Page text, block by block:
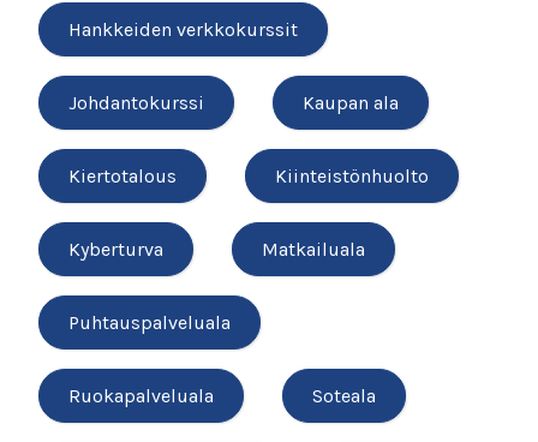
Hankkeiden verkkokurssit
Johdantokurssi Kaupan ala
Kiertotalous Kiinteistönhuolto
Kyberturva Matkailuala
Puhtauspalveluala
Ruokapalveluala Soteala